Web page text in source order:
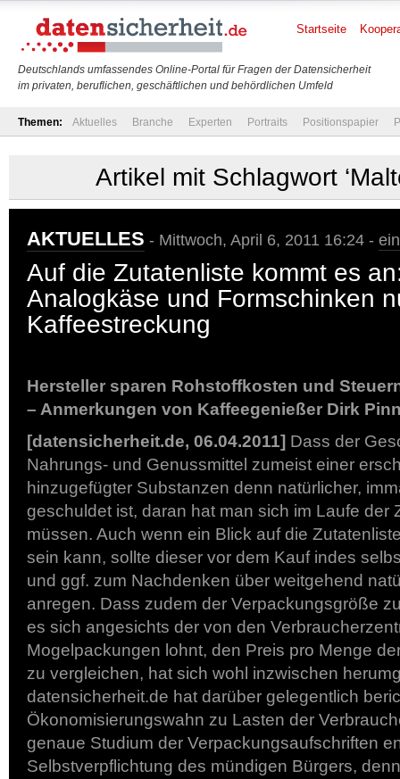
Deutschlands umfassendes Online-Portal für Fragen der Datensicherheit
im privaten, beruflichen, geschäftlichen und behördlichen Umfeld
Startseite
Themen: Aktuelles Branche Experten Portraits Positionspapier
Artikel mit Schlagwort
AKTUELLES - Mittwoch, April 6, 2011 16:24 -
Auf die Zutatenliste kommt es
Analogkäse und Formschinken
Kaffeestreckung
Hersteller sparen Rohstoffkosten und
– Anmerkungen von Kaffeegenießer Dirk
[datensicherheit.de, 06.04.2011] Dass der
Nahrungs- und Genussmittel zumeist einer
hinzugefügter Substanzen denn natürlicher,
geschuldet ist, daran hat man sich im Laufe der
müssen. Auch wenn ein Blick auf die
sein kann, sollte dieser vor dem Kauf indes
und ggf. zum Nachdenken über weitgehend
anregen. Dass zudem der Verpackungsgröße
es sich angesichts der von den
Mogelpackungen lohnt, den Preis pro Menge
zu vergleichen, hat sich wohl inzwischen
datensicherheit.de hat darüber gelegentlich
Ökonomisierungswahn zu Lasten der
genaue Studium der Verpackungsaufschriften
Selbstverpflichtung des mündigen Bürgers,